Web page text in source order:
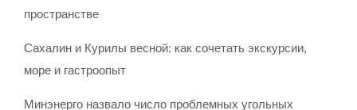
пространстве
Сахалин и Курилы весной: как сочетать экскурсии,
море и гастроопыт
Минэнерго назвало число проблемных угольных